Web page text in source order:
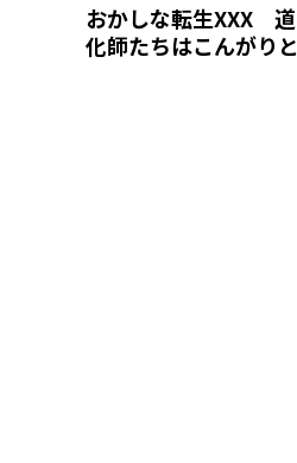
おかしな転生XXX 道
化師たちはこんがりと